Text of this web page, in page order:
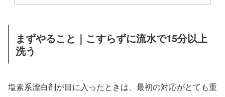
まずやること｜こすらずに流水で15分以上
洗う
塩素系漂白剤が目に入ったときは、最初の対応がとても重